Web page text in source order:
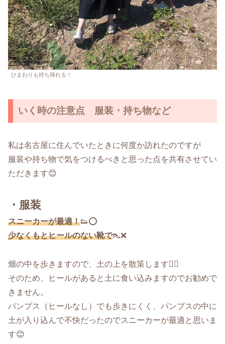
ひまわりも持ち帰れる！
いく時の注意点 服装・持ち物など
私は名古屋に住んでいたときに何度か訪れたのですが
服装や持ち物で気をつけるべきと思った点を共有させてい
ただきます😊
・服装
スニーカーが最適！👟⭕️
少なくもとヒールのない靴で👠❌
畑の中を歩きますので、土の上を散策します🚶‍♀️
そのため、ヒールがあると土に食い込みますのでお勧めで
きません。
パンプス（ヒールなし）でも歩きにくく、パンプスの中に
土が入り込んで不快だったのでスニーカーが最適と思いま
す😊